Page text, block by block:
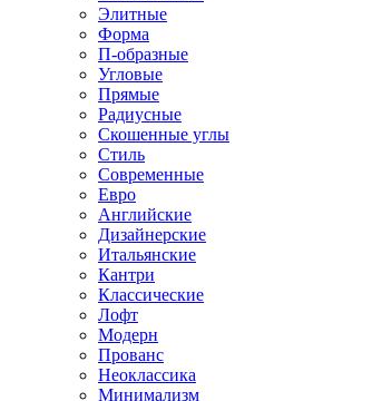
Элитные
Форма
П-образные
Угловые
Прямые
Радиусные
Скошенные углы
Стиль
Современные
Евро
Английские
Дизайнерские
Итальянские
Кантри
Классические
Лофт
Модерн
Прованс
Неоклассика
Минимализм